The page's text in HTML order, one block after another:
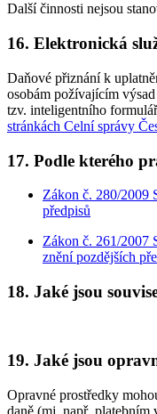
Další činnosti nejsou
16. Elektronická
Daňové přiznání k
osobám požívajícím
tzv. inteligentního
stránkách Celní správy
17. Podle kterého
Zákon č. 280/2009
předpisů
Zákon č. 261/2007
znění pozdějších
18. Jaké jsou
19. Jaké jsou
Opravné prostředky